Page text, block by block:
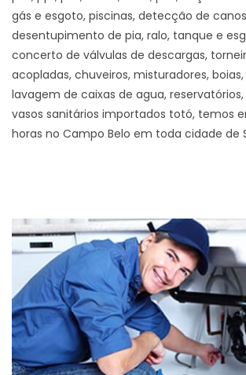
gás e esgoto, piscinas, detecção de
desentupimento de pia, ralo, tanque e
concerto de válvulas de descargas,
acopladas, chuveiros, misturadores,
lavagem de caixas de agua,
vasos sanitários importados totó, temos
horas no Campo Belo em toda cidade de